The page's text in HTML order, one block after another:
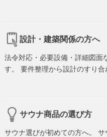
設計・建築関係の方へ
法令対応・必要設備・詳細図面
す。 要件整理から設計のすり合
サウナ商品の選び方
サウナ選びが初めての方へ。